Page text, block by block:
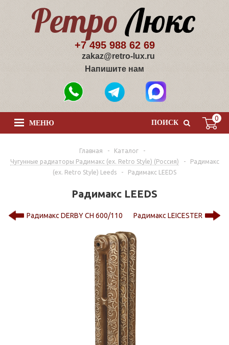
+7 495 988 62 69
zakaz@retro-lux.ru
Напишите нам
0
ПОИСК
МЕНЮ
Главная - Каталог
-
Чугунные радиаторы Радимакс (ex. Retro Style) (Россия)
-
Радимакс
(ex. Retro Style) Leeds
- Радимакс LEEDS
Радимакс LEEDS
Радимакс DERBY CH 600/110 Радимакс LEICESTER